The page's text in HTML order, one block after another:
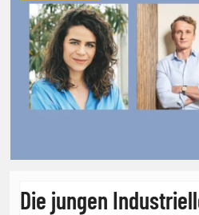
Die jungen